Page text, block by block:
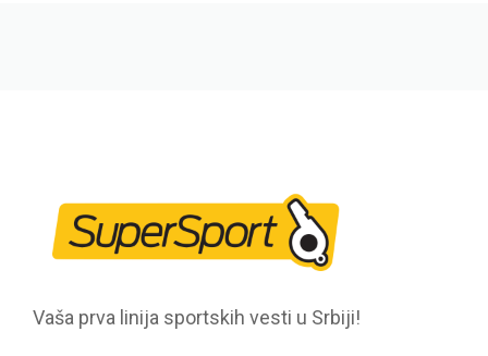
Vaša prva linija sportskih vesti u Srbiji!